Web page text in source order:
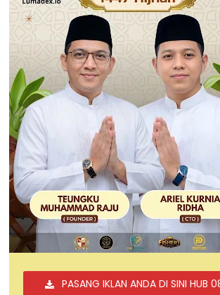
PASANG IKLAN ANDA DI SINI HUB